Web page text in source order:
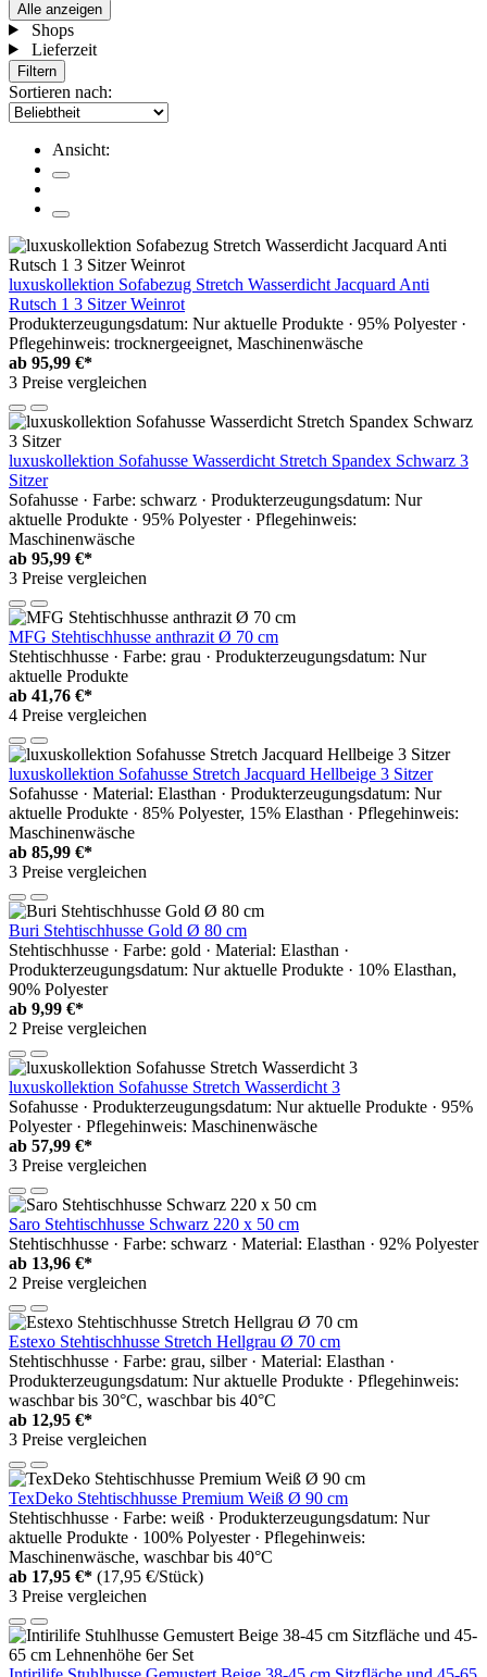
Alle anzeigen
Shops
Lieferzeit
Filtern
Sortieren nach:
Ansicht:
luxuskollektion Sofabezug Stretch Wasserdicht Jacquard Anti
Rutsch 1 3 Sitzer Weinrot
Produkterzeugungsdatum: Nur aktuelle Produkte · 95% Polyester ·
Pflegehinweis: trocknergeeignet, Maschinenwäsche
ab 95,99 €*
3 Preise vergleichen
luxuskollektion Sofahusse Wasserdicht Stretch Spandex Schwarz 3
Sitzer
Sofahusse · Farbe: schwarz · Produkterzeugungsdatum: Nur
aktuelle Produkte · 95% Polyester · Pflegehinweis:
Maschinenwäsche
ab 95,99 €*
3 Preise vergleichen
MFG Stehtischhusse anthrazit Ø 70 cm
Stehtischhusse · Farbe: grau · Produkterzeugungsdatum: Nur
aktuelle Produkte
ab 41,76 €*
4 Preise vergleichen
luxuskollektion Sofahusse Stretch Jacquard Hellbeige 3 Sitzer
Sofahusse · Material: Elasthan · Produkterzeugungsdatum: Nur
aktuelle Produkte · 85% Polyester, 15% Elasthan · Pflegehinweis:
Maschinenwäsche
ab 85,99 €*
3 Preise vergleichen
Buri Stehtischhusse Gold Ø 80 cm
Stehtischhusse · Farbe: gold · Material: Elasthan ·
Produkterzeugungsdatum: Nur aktuelle Produkte · 10% Elasthan,
90% Polyester
ab 9,99 €*
2 Preise vergleichen
luxuskollektion Sofahusse Stretch Wasserdicht 3
Sofahusse · Produkterzeugungsdatum: Nur aktuelle Produkte · 95%
Polyester · Pflegehinweis: Maschinenwäsche
ab 57,99 €*
3 Preise vergleichen
Saro Stehtischhusse Schwarz 220 x 50 cm
Stehtischhusse · Farbe: schwarz · Material: Elasthan · 92% Polyester
ab 13,96 €*
2 Preise vergleichen
Estexo Stehtischhusse Stretch Hellgrau Ø 70 cm
Stehtischhusse · Farbe: grau, silber · Material: Elasthan ·
Produkterzeugungsdatum: Nur aktuelle Produkte · Pflegehinweis:
waschbar bis 30°C, waschbar bis 40°C
ab 12,95 €*
3 Preise vergleichen
TexDeko Stehtischhusse Premium Weiß Ø 90 cm
Stehtischhusse · Farbe: weiß · Produkterzeugungsdatum: Nur
aktuelle Produkte · 100% Polyester · Pflegehinweis:
Maschinenwäsche, waschbar bis 40°C
ab 17,95 €* (17,95 €/Stück)
3 Preise vergleichen